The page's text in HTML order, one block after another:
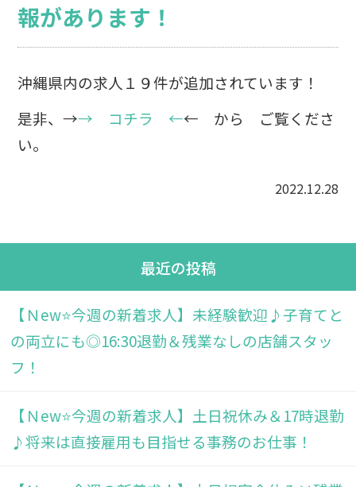
報があります！
沖縄県内の求人１９件が追加されています！
是非、→→ コチラ ←← から ご覧くださ
い。
2022.12.28
最近の投稿
【Ｎew⭐今週の新着求人】未経験歓迎♪子育てと
の両立にも◎16:30退勤＆残業なしの店舗スタッ
フ！
【Ｎew⭐今週の新着求人】土日祝休み＆17時退勤
♪将来は直接雇用も目指せる事務のお仕事！